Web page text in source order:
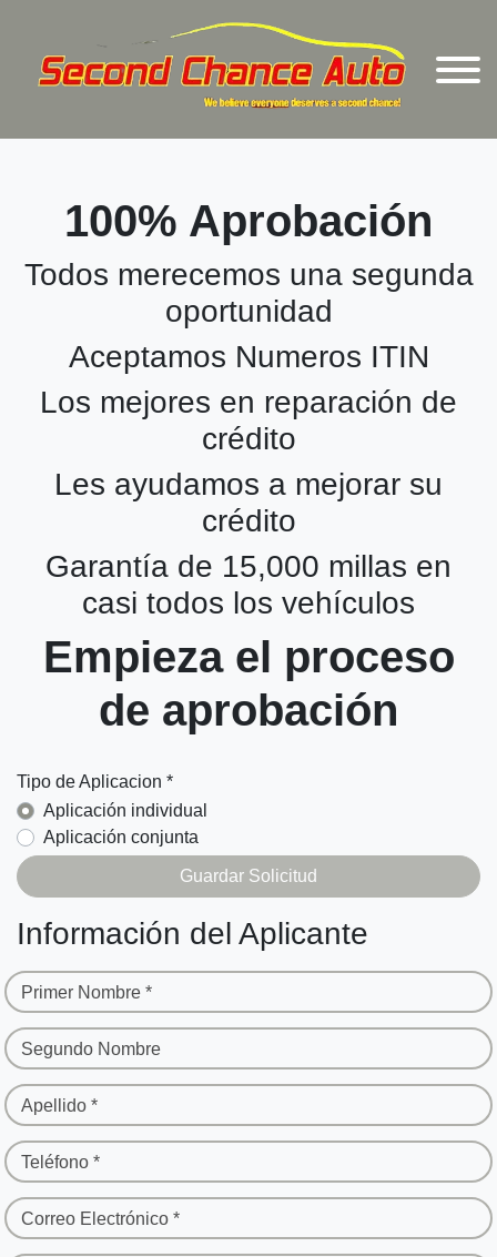
100% Aprobación
Todos merecemos una segunda
oportunidad
Aceptamos Numeros ITIN
Los mejores en reparación de
crédito
Les ayudamos a mejorar su
crédito
Garantía de 15,000 millas en
casi todos los vehículos
Empieza el proceso
de aprobación
Tipo de Aplicacion *
Aplicación individual
Aplicación conjunta
Información del Aplicante
Primer Nombre *
Segundo Nombre
Apellido *
Teléfono *
Correo Electrónico *